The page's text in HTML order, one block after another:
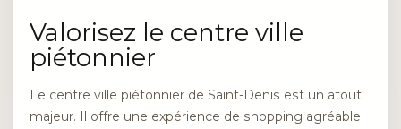
Valorisez le centre ville
piétonnier
Le centre ville piétonnier de Saint-Denis est un atout
majeur. Il offre une expérience de shopping agréable